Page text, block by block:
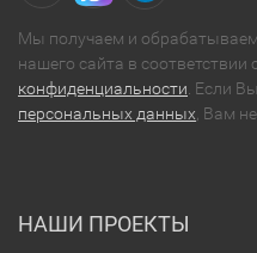
Мы получаем и
нашего сайта в соответствии
конфиденциальности . Если
персональных данных , Вам
НАШИ ПРОЕКТЫ